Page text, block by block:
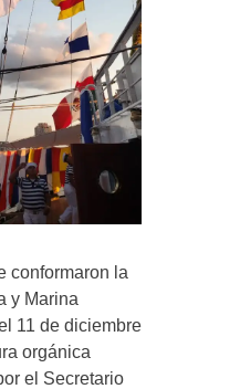
conformaron la
y Marina
11 de diciembre
orgánica
el Secretario